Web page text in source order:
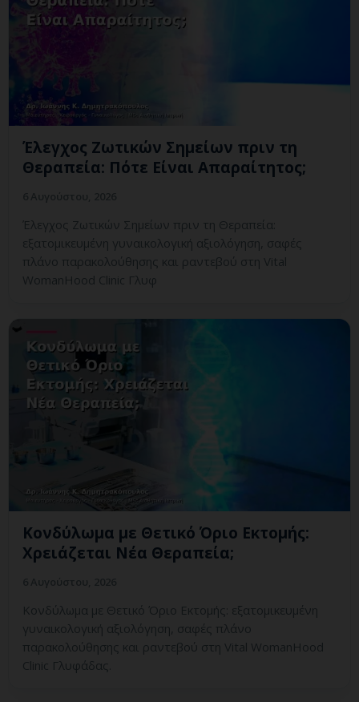
Έλεγχος Ζωτικών Σημείων πριν τη
Θεραπεία: Πότε Είναι Απαραίτητος;
Έλεγχος Ζωτικών Σημείων πριν τη Θεραπεία:
εξατομικευμένη γυναικολογική αξιολόγηση, σαφές
πλάνο παρακολούθησης και ραντεβού στη Vital
WomanHood Clinic Γλυφ
Κονδύλωμα με Θετικό Όριο Εκτομής:
Χρειάζεται Νέα Θεραπεία;
Κονδύλωμα με Θετικό Όριο Εκτομής: εξατομικευμένη
γυναικολογική αξιολόγηση, σαφές πλάνο
παρακολούθησης και ραντεβού στη Vital WomanHood
Clinic Γλυφάδας.